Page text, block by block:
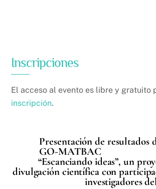
Inscripciones
El acceso al evento es libre y gratuito
inscripción.
Presentación de resultados
GO-MATBAC
“Escanciando ideas”, un
divulgación científica con
investigadores